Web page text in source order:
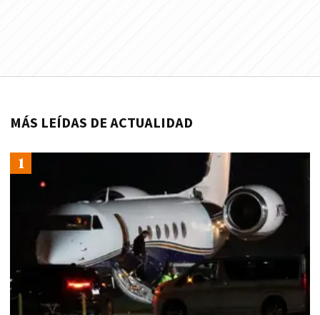
MÁS LEÍDAS DE ACTUALIDAD